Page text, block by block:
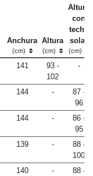
Anchura
(cm)
Altura
(cm)
Altura
con
techo
solar
(cm)
141
93 -
102
-
144 -
87 -
96
144 -
86 -
95
139 -
88 -
100
140 -
88 -